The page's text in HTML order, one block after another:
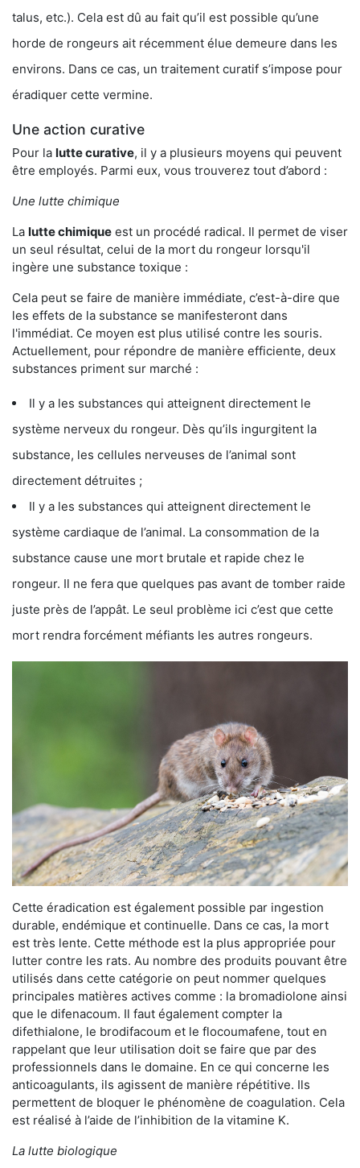
talus, etc.). Cela est dû au fait qu’il est possible qu’une
horde de rongeurs ait récemment élue demeure dans les
environs. Dans ce cas, un traitement curatif s’impose pour
éradiquer cette vermine.
Une action curative
Pour la lutte curative, il y a plusieurs moyens qui peuvent
être employés. Parmi eux, vous trouverez tout d’abord :
Une lutte chimique
La lutte chimique est un procédé radical. Il permet de viser
un seul résultat, celui de la mort du rongeur lorsqu'il
ingère une substance toxique :
Cela peut se faire de manière immédiate, c’est-à-dire que
les effets de la substance se manifesteront dans
l'immédiat. Ce moyen est plus utilisé contre les souris.
Actuellement, pour répondre de manière efficiente, deux
substances priment sur marché :
Il y a les substances qui atteignent directement le
système nerveux du rongeur. Dès qu’ils ingurgitent la
substance, les cellules nerveuses de l’animal sont
directement détruites ;
Il y a les substances qui atteignent directement le
système cardiaque de l’animal. La consommation de la
substance cause une mort brutale et rapide chez le
rongeur. Il ne fera que quelques pas avant de tomber raide
juste près de l’appât. Le seul problème ici c’est que cette
mort rendra forcément méfiants les autres rongeurs.
Cette éradication est également possible par ingestion
durable, endémique et continuelle. Dans ce cas, la mort
est très lente. Cette méthode est la plus appropriée pour
lutter contre les rats. Au nombre des produits pouvant être
utilisés dans cette catégorie on peut nommer quelques
principales matières actives comme : la bromadiolone ainsi
que le difenacoum. Il faut également compter la
difethialone, le brodifacoum et le flocoumafene, tout en
rappelant que leur utilisation doit se faire que par des
professionnels dans le domaine. En ce qui concerne les
anticoagulants, ils agissent de manière répétitive. Ils
permettent de bloquer le phénomène de coagulation. Cela
est réalisé à l’aide de l’inhibition de la vitamine K.
La lutte biologique